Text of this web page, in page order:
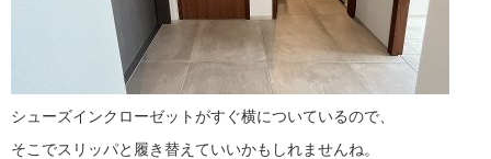
シューズインクローゼットがすぐ横についているので、
そこでスリッパと履き替えていいかもしれませんね。